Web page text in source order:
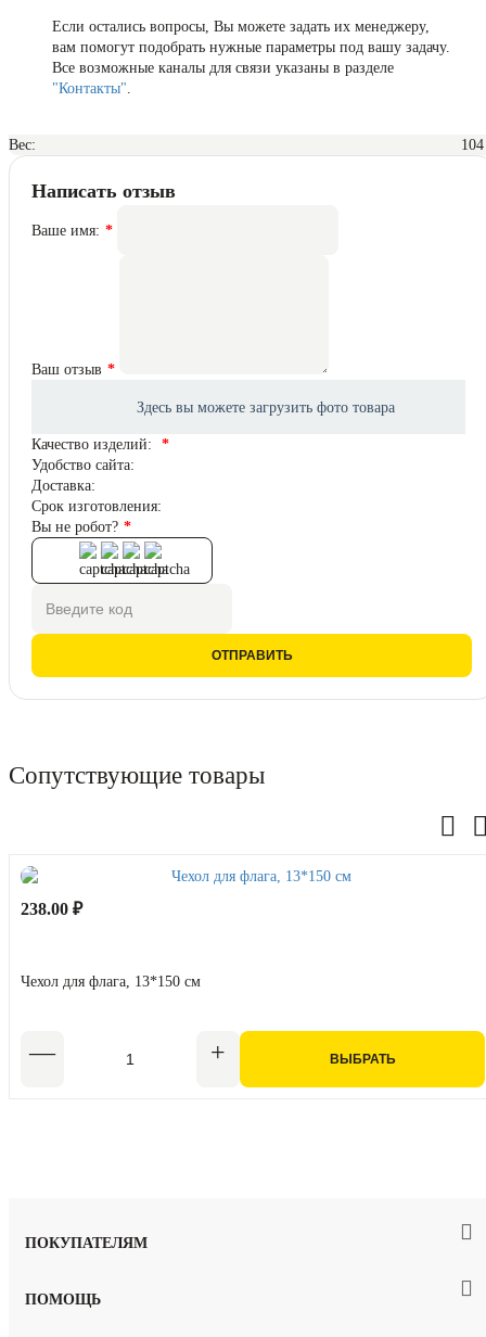
Если остались вопросы, Вы можете задать их менеджеру,
вам помогут подобрать нужные параметры под вашу задачу.
Все возможные каналы для связи указаны в разделе
"Контакты".
Вес:
Написать отзыв
Ваше имя:
Ваш отзыв
Качество изделий:
Удобство сайта:
Доставка:
Срок изготовления:
Вы не робот?
ОТПРАВИТЬ
Сопутствующие товары
238.00 ₽
Чехол для флага, 13*150 см
ВЫБРАТЬ
ПОКУПАТЕЛЯМ
ПОМОЩЬ